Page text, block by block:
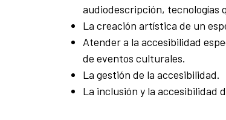
audiodescripción, tecnologías
La creación artística de un
Atender a la accesibilidad
de eventos culturales.
La gestión de la accesibilidad.
La inclusión y la accesibilidad